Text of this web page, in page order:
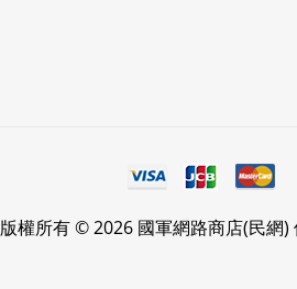
版權所有 © 2026 國軍網路商店(民網)